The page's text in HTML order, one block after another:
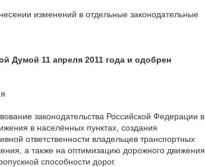
изменений в отдельные законодательные
Думой 11 апреля 2011 года и одобрен
законодательства Российской Федерации в
в населённых пунктах, создания
ответственности владельцев транспортных
а также на оптимизацию дорожного движения
способности дорог.